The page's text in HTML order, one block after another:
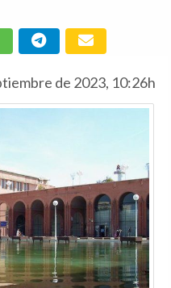
de 2023, 10:26h